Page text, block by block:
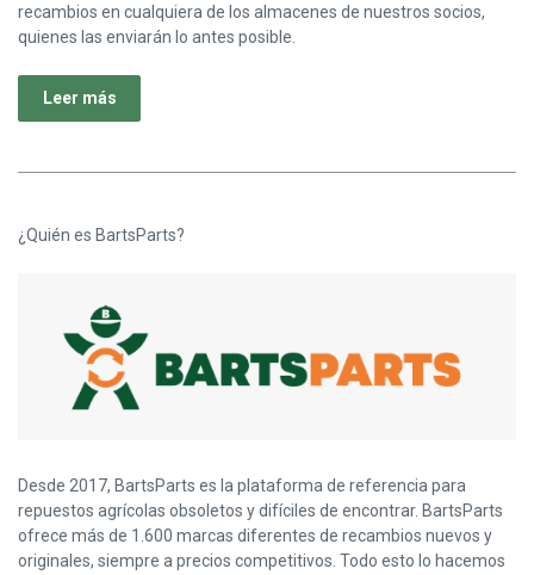
recambios en cualquiera de los almacenes de nuestros socios,
quienes las enviarán lo antes posible.
Leer más
¿Quién es BartsParts?
Desde 2017, BartsParts es la plataforma de referencia para
repuestos agrícolas obsoletos y difíciles de encontrar. BartsParts
ofrece más de 1.600 marcas diferentes de recambios nuevos y
originales, siempre a precios competitivos. Todo esto lo hacemos